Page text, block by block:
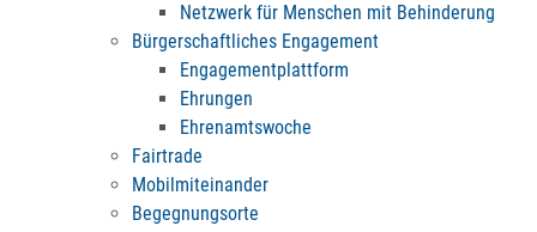
Netzwerk für Menschen mit Behinderung
Bürgerschaftliches Engagement
Engagementplattform
Ehrungen
Ehrenamtswoche
Fairtrade
Mobilmiteinander
Begegnungsorte